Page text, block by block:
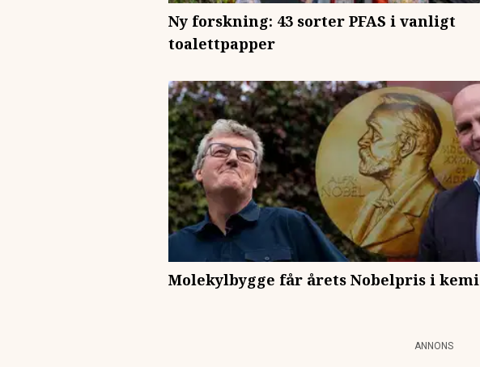
Ny forskning: 43 sorter PFAS i vanligt
toalettpapper
Molekylbygge får årets Nobelpris i kemi
ANNONS